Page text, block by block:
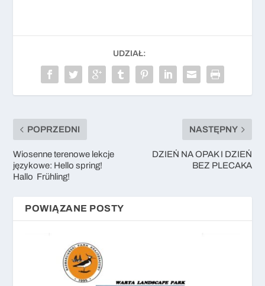
UDZIAŁ:
POPRZEDNI
Wiosenne terenowe lekcje
językowe: Hello spring!
Hallo Frühling!
NASTĘPNY
DZIEŃ NA OPAK I DZIEŃ
BEZ PLECAKA
POWIĄZANE POSTY